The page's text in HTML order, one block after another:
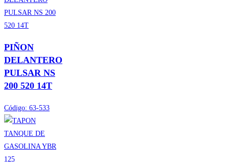
PIÑON
DELANTERO
PULSAR NS
200 520 14T
Código: 63-533